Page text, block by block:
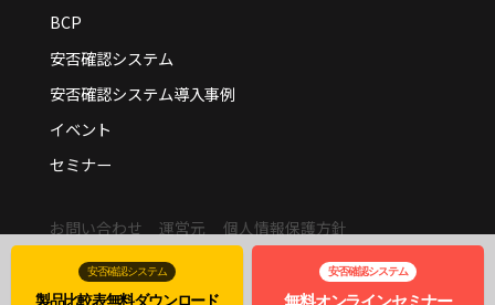
安否確認システム
製品比較表無料ダウンロード
安否確認システム
無料オンラインセミナー
BCP
安否確認システム
安否確認システム導入事例
イベント
セミナー
お問い合わせ 運営元 個人情報保護方針
© adtechnica.